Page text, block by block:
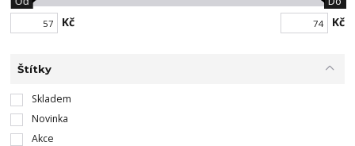
Kč Kč
Štítky
Skladem
Novinka
Akce